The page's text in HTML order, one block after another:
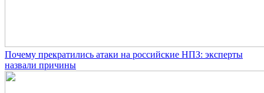
Почему прекратились атаки на российские НПЗ: эксперты
назвали причины